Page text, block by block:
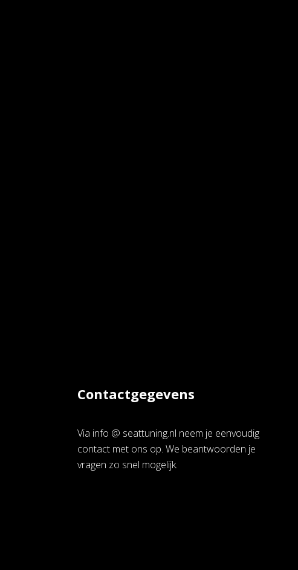
Contactgegevens
Via info @ seattuning.nl neem je eenvoudig
contact met ons op. We beantwoorden je
vragen zo snel mogelijk.